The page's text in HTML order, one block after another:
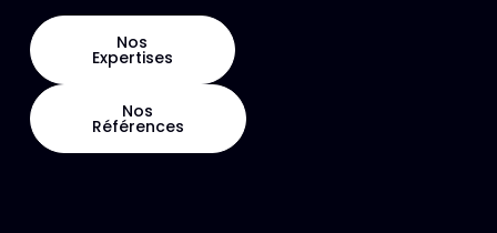
Nos
Expertises
Nos
Références